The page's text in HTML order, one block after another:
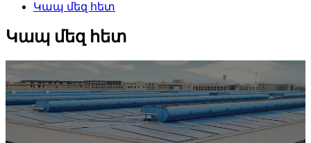
Կապ մեզ հետ
Կապ մեզ հետ